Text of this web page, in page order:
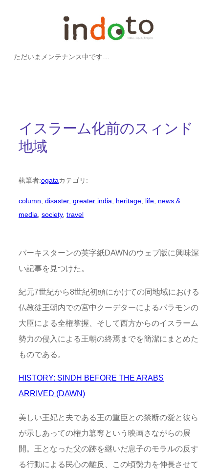
ただいまメンテナンス中です…
イスラーム化前のスィンド
地域
執筆者:ogataカテゴリ:
column disaster, greater india heritage life news &
media society, travel
パーキスターンの英字紙DAWNのウェブ版に興味深
い記事を見つけた。
紀元7世紀から8世紀初頭にかけての同地域における
仏教徒王朝内での宮中クーデターによるバラモンの
大臣による全権掌握、そして西方からのイスラーム
勢力の侵入による王朝の終焉までを簡潔にまとめた
ものである。
HISTORY: SINDH BEFORE THE ARABS
ARRIVED (DAWN)
美しい王妃と夫である王の重臣との禁断の愛と彼ら
が示しあっての権力簒奪という映画さながらの展
開。王となった父の跡を継いだ息子のモラルの反す
る行動による民心の離反、この頃勢力を伸長させて